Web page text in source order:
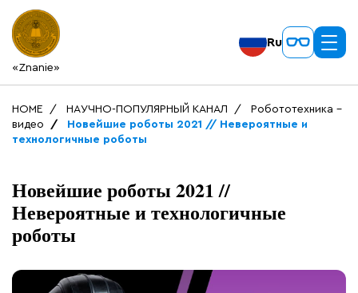
«Znanie»
Ru
HOME НАУЧНО-ПОПУЛЯРНЫЙ КАНАЛ
Робототехника -
видео
Новейшие роботы 2021 // Невероятные и
технологичные роботы
Новейшие роботы 2021 //
Невероятные и технологичные
роботы